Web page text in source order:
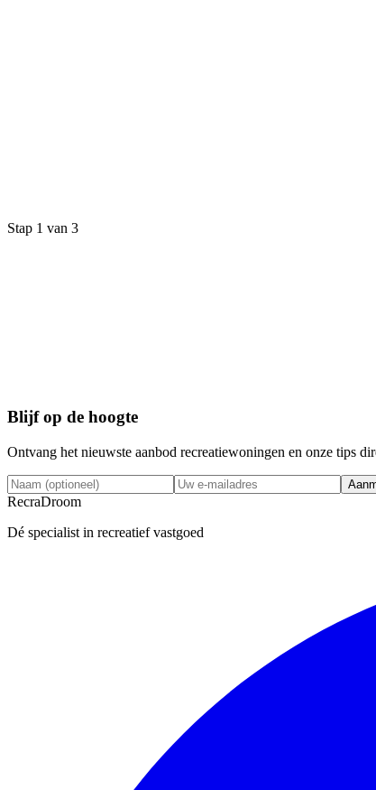
Stap 1 van 3
Blijf op de hoogte
Ontvang het nieuwste aanbod recreatiewoningen en onze tips
RecraDroom
Dé specialist in recreatief vastgoed